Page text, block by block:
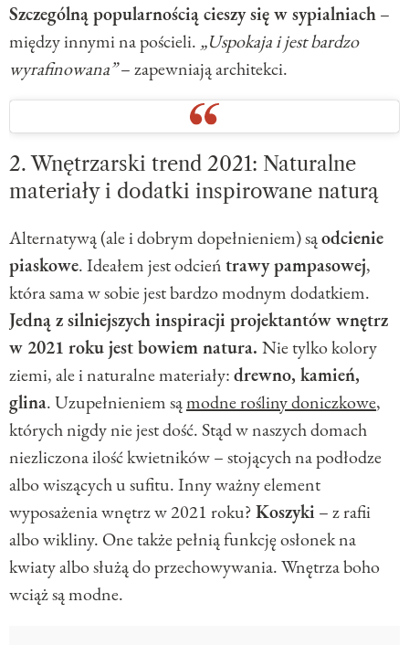
Szczególną popularnością cieszy się w sypialniach–
między innymi na pościeli. „Uspokaja i jest bardzo
wyrafinowana”– zapewniają architekci.
2. Wnętrzarski trend 2021: Naturalne
materiały i dodatki inspirowane naturą
Alternatywą (ale i dobrym dopełnieniem) sąodcienie
piaskowe. Ideałem jest odcieńtrawy pampasowej,
która sama w sobie jest bardzo modnym dodatkiem.
Jedną z silniejszych inspiracji projektantów wnętrz
w 2021 roku jest bowiem natura. Nie tylko kolory
ziemi, ale i naturalne materiały:drewno, kamień,
glina. Uzupełnieniem sąmodne rośliny doniczkowe,
których nigdy nie jest dość. Stąd w naszych domach
niezliczona ilość kwietników – stojących na podłodze
albo wiszących u sufitu. Inny ważny element
wyposażenia wnętrz w 2021 roku?Koszyki – z rafii
albo wikliny. One także pełnią funkcję osłonek na
kwiaty albo służą do przechowywania. Wnętrza boho
wciąż są modne.